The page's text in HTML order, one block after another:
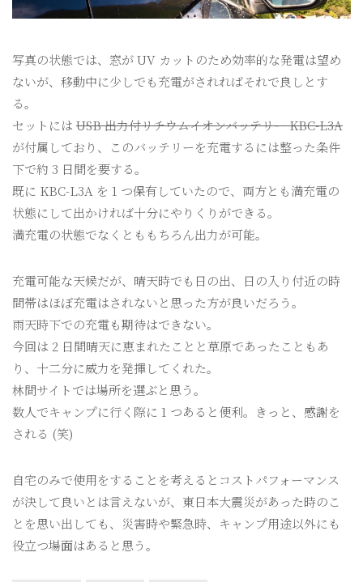
写真の状態では、窓が UV カットのため効率的な発電は望め
ないが、移動中に少しでも充電がされればそれで良しとす
る。
セットには USB 出力付リチウムイオンバッテリー KBC-L3A
が付属しており、このバッテリーを充電するには整った条件
下で約 3 日間を要する。
既に KBC-L3A を 1 つ保有していたので、両方とも満充電の
状態にして出かければ十分にやりくりができる。
満充電の状態でなくとももちろん出力が可能。
充電可能な天候だが、晴天時でも日の出、日の入り付近の時
間帯はほぼ充電はされないと思った方が良いだろう。
雨天時下での充電も期待はできない。
今回は 2 日間晴天に恵まれたことと草原であったこともあ
り、十二分に威力を発揮してくれた。
林間サイトでは場所を選ぶと思う。
数人でキャンプに行く際に 1 つあると便利。きっと、感謝を
される (笑)
自宅のみで使用をすることを考えるとコストパフォーマンス
が決して良いとは言えないが、東日本大震災があった時のこ
とを思い出しても、災害時や緊急時、キャンプ用途以外にも
役立つ場面はあると思う。